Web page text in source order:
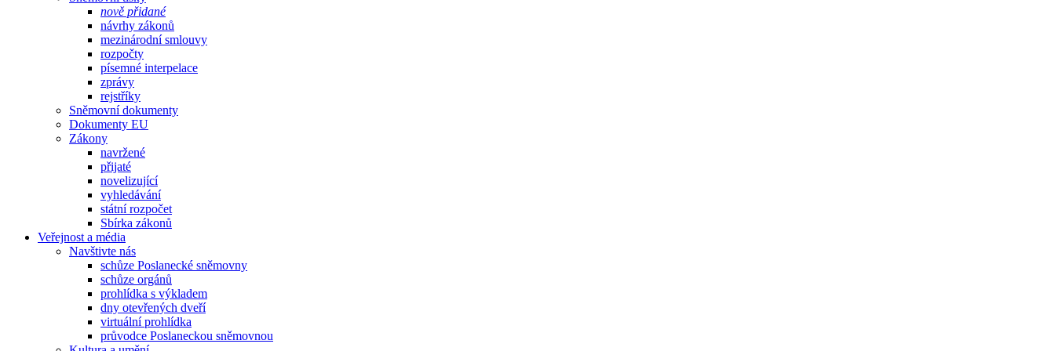
nově přidané
návrhy zákonů
mezinárodní smlouvy
rozpočty
písemné interpelace
zprávy
rejstříky
Sněmovní dokumenty
Dokumenty EU
Zákony
navržené
přijaté
novelizující
vyhledávání
státní rozpočet
Sbírka zákonů
Veřejnost a média
Navštivte nás
schůze Poslanecké sněmovny
schůze orgánů
prohlídka s výkladem
dny otevřených dveří
virtuální prohlídka
průvodce Poslaneckou sněmovnou